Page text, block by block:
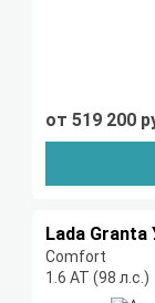
от 519 200
Lada Granta
Comfort
1.6 АТ (98 л.с.)